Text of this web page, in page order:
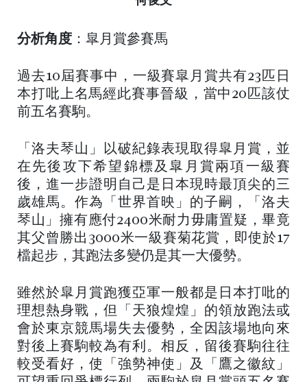
分析角度 ：皐月賞參賽馬
過去10屆賽事中，一級賽皐月賞共有23匹日
本打吡上名馬經此賽事晉級，當中20匹該仗
前五名賽駒。
「洛夫琴山」以破紀錄表現取得皐月賞，並
在先後攻下希望錦標及皐月賞兩項一級賽
後，進一步證明自己是日本現時最頂尖的三
歲雄馬。作為「世界首映」的子嗣，「洛夫
琴山」擁有應付2400米耐力毋庸置疑，畢竟
其父曾勝出3000米一級賽菊花賞，即使於17
檔起步，其跑法多變仍是其一大優勢。
雖然於皐月賞跑獲亞軍一般都是日本打吡的
理想熱身戰，但「天狼煌煌」的領放跑法或
會於東京競馬場失去優勢，全因該場地向來
對後上賽駒較為有利。相反，留後賽駒往往
較受看好，使「強勢神使」及「鷹之徽紋」